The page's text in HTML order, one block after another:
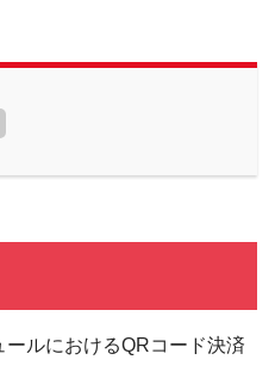
ルにおけるQRコード決済